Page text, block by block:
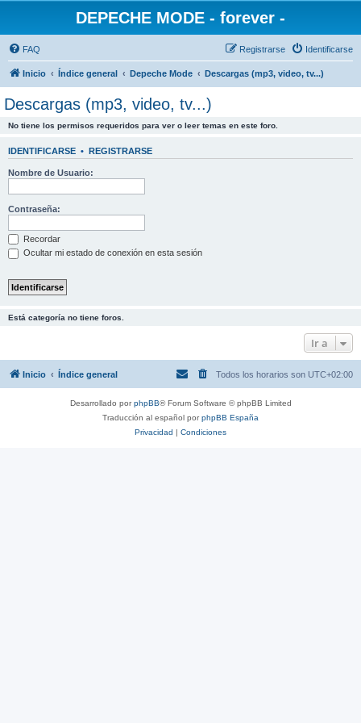
DEPECHE MODE - forever -
FAQ Identificarse
Registrarse
Inicio Índice general Depeche Mode Descargas (mp3, video, tv...)
Descargas (mp3, video, tv...)
No tiene los permisos requeridos para ver o leer temas en este foro.
IDENTIFICARSE • REGISTRARSE
Nombre de Usuario:
Contraseña:
Recordar
Ocultar mi estado de conexión en esta sesión
Está categoría no tiene foros.
Ir a
Inicio Índice general Todos los horarios son UTC+02:00
Desarrollado porphpBB® Forum Software © phpBB Limited
Traducción al español porphpBB España
Privacidad | Condiciones